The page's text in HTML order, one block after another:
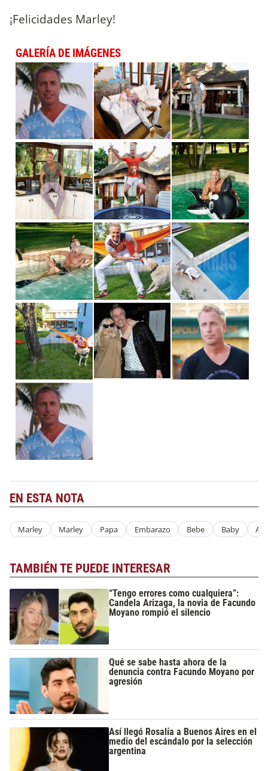
¡Felicidades Marley!
GALERÍA DE IMÁGENES
EN ESTA NOTA
Marley Marley Papa Embarazo Bebe Baby
TAMBIÉN TE PUEDE INTERESAR
“Tengo errores como cualquiera”:
Candela Arizaga, la novia de Facundo
Moyano rompió el silencio
Qué se sabe hasta ahora de la
denuncia contra Facundo Moyano por
agresión
Así llegó Rosalía a Buenos Aires en el
medio del escándalo por la selección
argentina